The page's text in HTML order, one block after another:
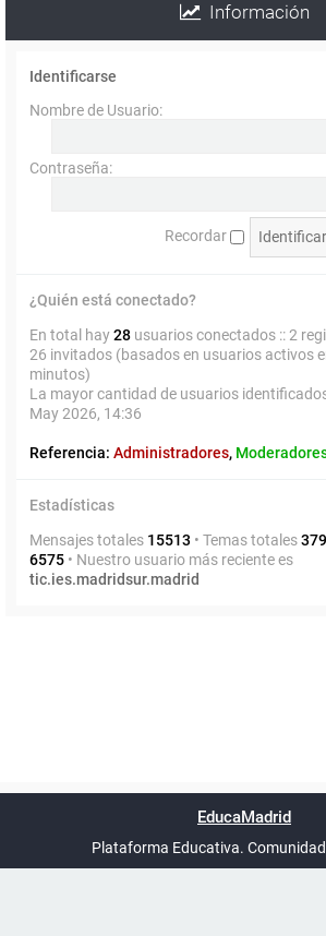
Información
Identificarse
Nombre de Usuario:
Contraseña:
Recordar
¿Quién está conectado?
En total hay28 usuarios conectados :: 2
26 invitados (basados en usuarios activos
minutos)
La mayor cantidad de usuarios
May 2026, 14:36
Referencia: Administradores,
Estadísticas
Mensajes totales 15513 • Temas totales
6575 • Nuestro usuario más reciente es
tic.ies.madridsur.madrid
UTC+02:00
phpBB España
EducaMadrid
Plataforma Educativa.